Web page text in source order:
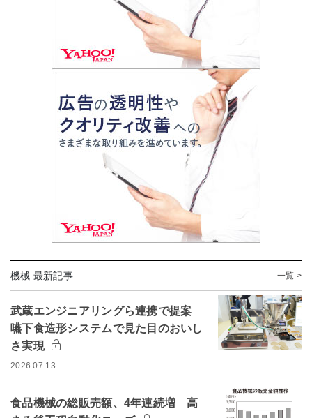
機械 最新記事 一覧 >
武蔵エンジニアリングら連携で提案
嚥下食造形システムで見た目のおいし
さ実現
2026.07.13
食品機械の総販売額、4年連続増 高